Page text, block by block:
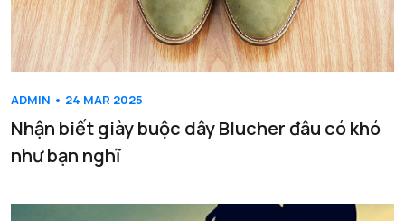
ADMIN • 24 MAR 2025
Nhận biết giày buộc dây Blucher đâu có khó
như bạn nghĩ